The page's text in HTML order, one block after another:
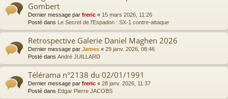
Gombert
Dernier message par freric « 15 mars 2026, 11:26
Posté dans Le Secret de l'Espadon : SX-1 contre-attaque
Retrospective Galerie Daniel Maghen 2026
Dernier message par James « 29 janv. 2026, 08:46
Posté dans André JUILLARD
Télérama n°2138 du 02/01/1991
Dernier message par freric « 28 janv. 2026, 11:37
Posté dans Edgar Pierre JACOBS